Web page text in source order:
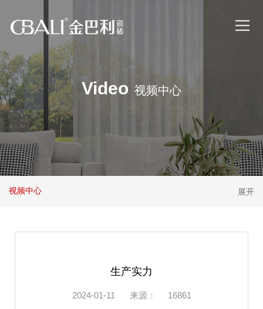
Video 视频中心
视频中心 展开
生产实力
2024-01-11 来源： 16861